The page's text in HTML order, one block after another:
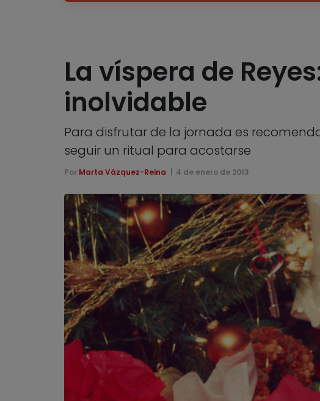
La víspera de
inolvidable
Para disfrutar de la jornada es
seguir un ritual para acostarse
Por Marta Vázquez-Reina 4 de enero de 2013